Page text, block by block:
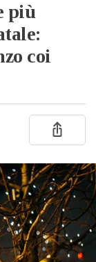
più
coi